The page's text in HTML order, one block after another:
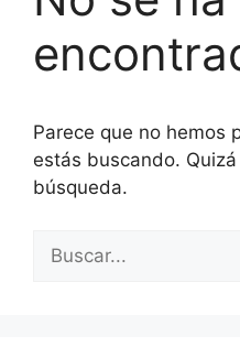
Parece que no hemos
estás buscando.
búsqueda.